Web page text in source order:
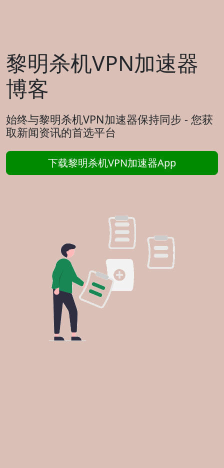
黎明杀机VPN加速器
博客
始终与黎明杀机VPN加速器保持同步 - 您获
取新闻资讯的首选平台
下载黎明杀机VPN加速器App